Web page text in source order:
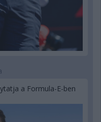
a Formula-E-ben